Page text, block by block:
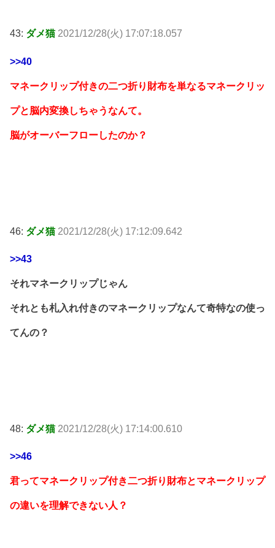
43: ダメ猫 2021/12/28(火) 17:07:18.057
>>40
マネークリップ付きの二つ折り財布を単なるマネークリッ
プと脳内変換しちゃうなんて。
脳がオーバーフローしたのか？
46: ダメ猫 2021/12/28(火) 17:12:09.642
>>43
それマネークリップじゃん
それとも札入れ付きのマネークリップなんて奇特なの使っ
てんの？
48: ダメ猫 2021/12/28(火) 17:14:00.610
>>46
君ってマネークリップ付き二つ折り財布とマネークリップ
の違いを理解できない人？